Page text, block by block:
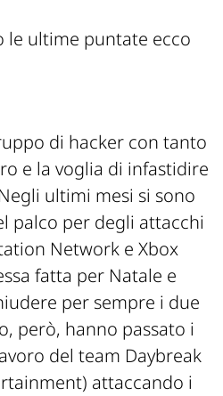
le ultime puntate ecco
di hacker con tanto
e la voglia di infastidire
ultimi mesi si sono
palco per degli attacchi
Network e Xbox
fatta per Natale e
per sempre i due
però, hanno passato i
del team Daybreak
attaccando i